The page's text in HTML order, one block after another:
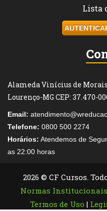
Lista
Alameda Vinícius de
Lourenço-MG CEP: 37.470-
Email:
Telefone: 0800 500 2274
Horários: Atendemos de
as 22:00 horas
2026 © CF Cursos.
Normas Institucionais
Termos de Uso |